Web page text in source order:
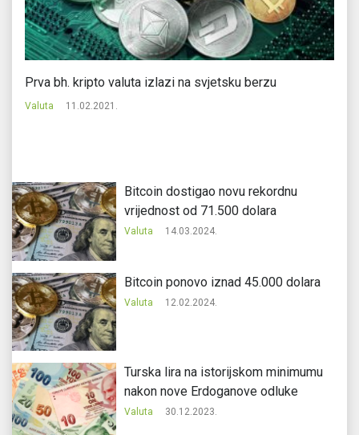
Prva bh. kripto valuta izlazi na svjetsku berzu
Valuta 11.02.2021.
Bitcoin dostigao novu rekordnu
vrijednost od 71.500 dolara
Valuta 14.03.2024.
Bitcoin ponovo iznad 45.000 dolara
Valuta 12.02.2024.
Turska lira na istorijskom minimumu
nakon nove Erdoganove odluke
Valuta 30.12.2023.